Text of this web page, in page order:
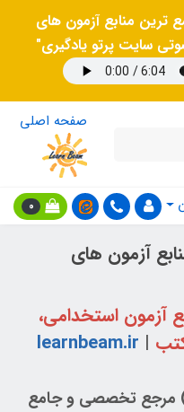
ترین منابع آزمون های
سایت پرتو یادگیری"
صفحه اصلی
0
آزمون های
آزمون استخدامی،
|
learnbeam.ir
مرجع تخصصی و جامع